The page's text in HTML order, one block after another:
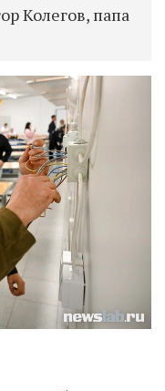
Колегов, папа